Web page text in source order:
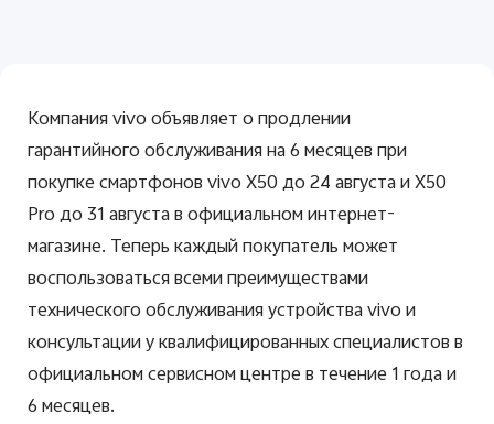
Россия | Выберите страну/регион
Компания vivo объявляет о продлении
гарантийного обслуживания на 6 месяцев при
покупке смартфонов vivo X50 до 24 августа и X50
Pro до 31 августа в официальном интернет-
магазине. Теперь каждый покупатель может
воспользоваться всеми преимуществами
технического обслуживания устройстваvivoи
консультации у квалифицированных специалистов в
официальном сервисном центре в течение 1 года и
6 месяцев.